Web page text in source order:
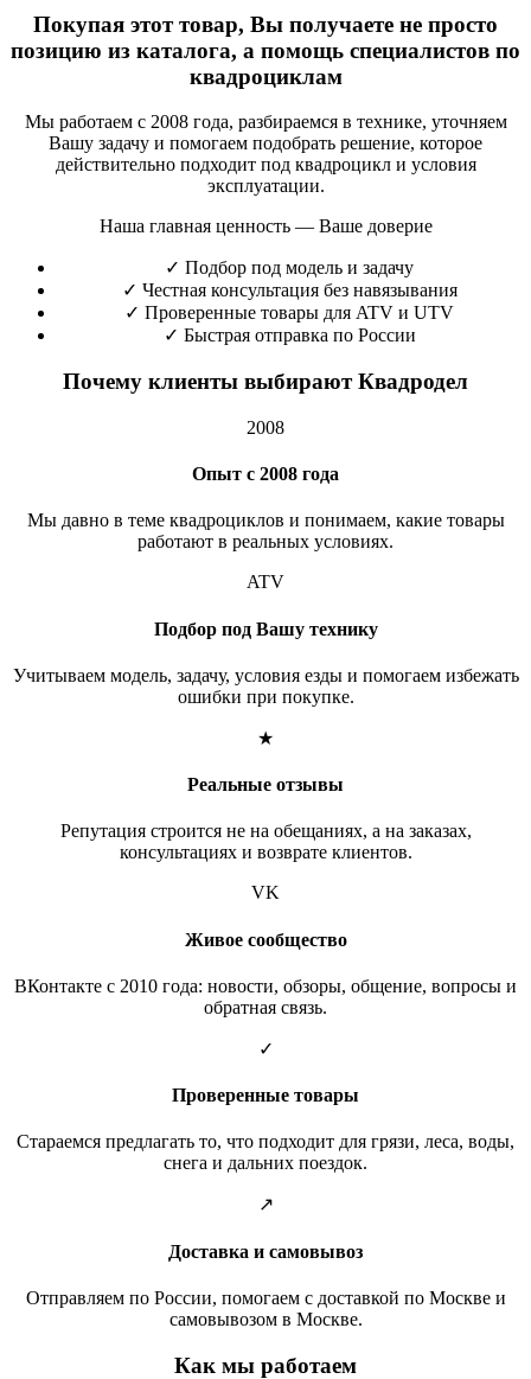
Покупая этот товар, Вы получаете не просто
позицию из каталога, а помощь специалистов по
квадроциклам
Мы работаем с 2008 года, разбираемся в технике, уточняем
Вашу задачу и помогаем подобрать решение, которое
действительно подходит под квадроцикл и условия
эксплуатации.
Наша главная ценность — Ваше доверие
✓ Подбор под модель и задачу
✓ Честная консультация без навязывания
✓ Проверенные товары для ATV и UTV
✓ Быстрая отправка по России
Почему клиенты выбирают Квадродел
2008
Опыт с 2008 года
Мы давно в теме квадроциклов и понимаем, какие товары
работают в реальных условиях.
ATV
Подбор под Вашу технику
Учитываем модель, задачу, условия езды и помогаем избежать
ошибки при покупке.
★
Реальные отзывы
Репутация строится не на обещаниях, а на заказах,
консультациях и возврате клиентов.
VK
Живое сообщество
ВКонтакте с 2010 года: новости, обзоры, общение, вопросы и
обратная связь.
✓
Проверенные товары
Стараемся предлагать то, что подходит для грязи, леса, воды,
снега и дальних поездок.
↗
Доставка и самовывоз
Отправляем по России, помогаем с доставкой по Москве и
самовывозом в Москве.
Как мы работаем